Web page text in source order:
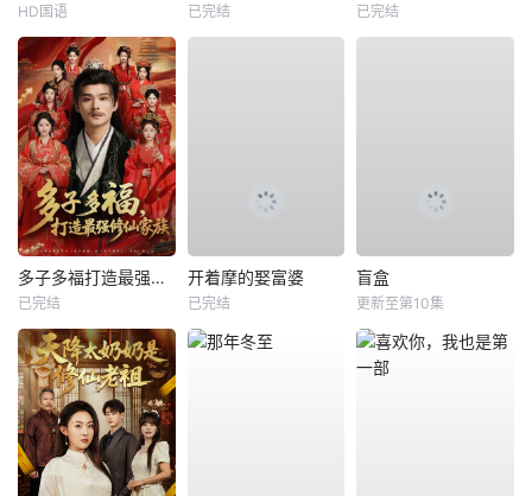
HD国语 已完结 已完结
多子多福打造最强修仙家族
已完结
开着摩的娶富婆
已完结
盲盒
更新至第10集